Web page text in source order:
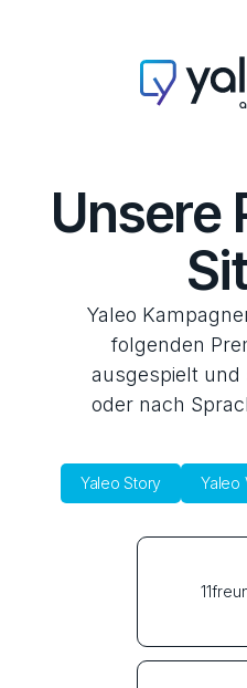
Unsere
Yaleo
folgenden
ausgespielt und
oder nach
Yaleo Story Yaleo